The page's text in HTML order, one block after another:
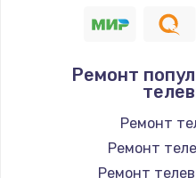
Ремонт
Ремонт
Ремонт
Ремонт